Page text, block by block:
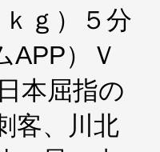
ｇ）５分
APP）Ｖ
本屈指の
客、川北